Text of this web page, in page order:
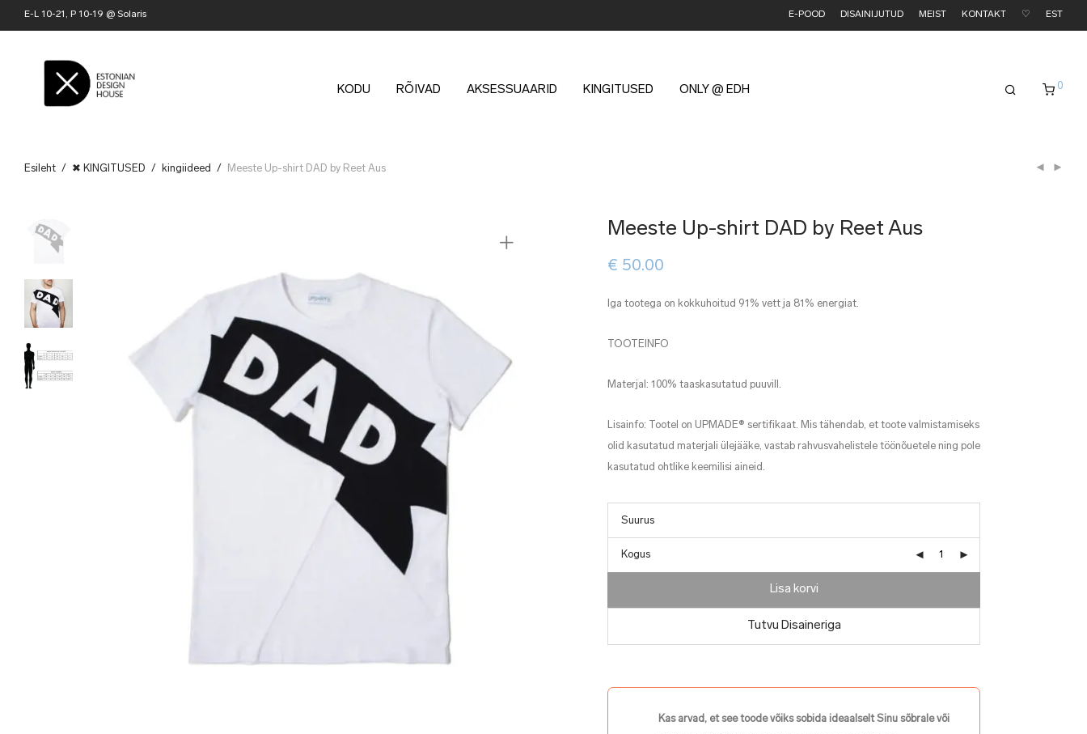
E-L 10-21, P 10-19 @ Solaris E-POOD DISAINIJUTUD MEIST KONTAKT ♡ EST
KODU RÕIVAD AKSESSUAARID KINGITUSED ONLY @ EDH 0
Esileht / ✖ KINGITUSED / kingiideed / Meeste Up-shirt DAD by Reet Aus
Meeste Up-shirt DAD by Reet Aus
€ 50.00
Iga tootega on kokkuhoitud 91% vett ja 81% energiat.
TOOTEINFO
Materjal: 100% taaskasutatud puuvill.
Lisainfo: Tootel on UPMADE® sertifikaat. Mis tähendab, et toote valmistamiseks
olid kasutatud materjali ülejääke, vastab rahvusvahelistele töönõuetele ning pole
kasutatud ohtlike keemilisi aineid.
Kogus
Lisa korvi
Tutvu Disaineriga
Kas arvad, et see toode võiks sobida ideaalselt Sinu sõbrale või